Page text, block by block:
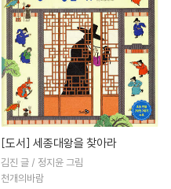
[도서] 세종대왕을 찾아라
김진 글 / 정지윤 그림
천개의바람